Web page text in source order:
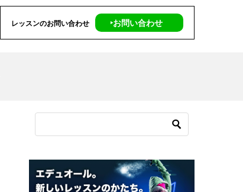
レッスンのお問い合わせ ‣お問い合わせ